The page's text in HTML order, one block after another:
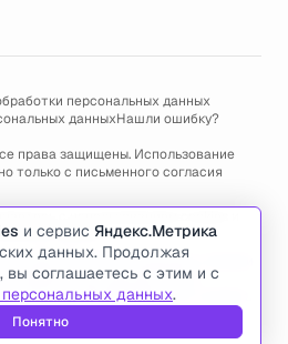
персональных данных
данныхНашли ошибку?
права защищены. Использование
только с письменного согласия
с использованием cookies и
данных.
с работой сайта, ошибками, глюками
адресу электронной почты
в телеграм@usedcarsru_support
и сервис Яндекс.Метрика
данных. Продолжая
вы соглашаетесь с этим и с
персональных данных.
Понятно